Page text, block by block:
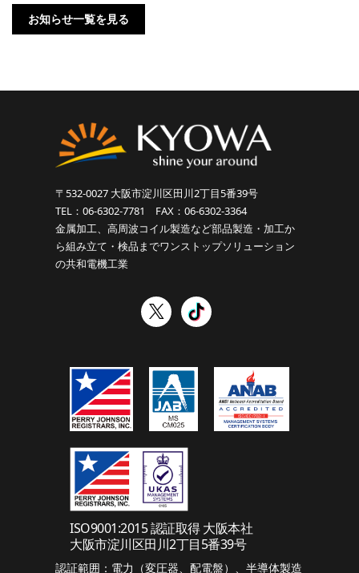
お知らせ一覧を見る
〒532-0027 大阪市淀川区田川2丁目5番39号
TEL：06-6302-7781 FAX：06-6302-3364
金属加工、高周波コイル製造など部品製造・加工か
ら組み立て・検品までワンストップソリューション
の共和電機工業
ISO9001:2015 認証取得 大阪本社
大阪市淀川区田川2丁目5番39号
認証範囲：電力（変圧器、配電盤）、半導体製造